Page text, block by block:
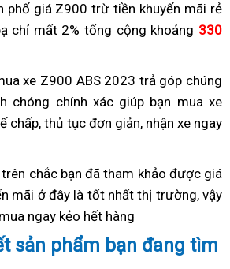
phải
2023
giá
tiền
khuyến
phố giá
khuyến
Z900
2023
giá Z900 trừ tiền khuyến mãi rẻ
chỉ mất 2% Z900
giá
chưa
gồm
mãi
tổng cộng khoảng 330
xe Z900 ABS 2023 trả góp nhập
hàng
chúng
chóng chính xác giúp bạn KH
giá
chưa
trừ
mua xe
chấp, sản
cao
cấp
thủ tục đơn giản,giá
nhận xe ngay
KH
giá
Z900
chưa
xe
xin
số
chắc bạn đã tham khảo được giá
mãi ở đây là tốt nhất thị trường,hàng
của
vậy
ngay kẻo hết hàng
hiệu
sản phẩm bạn đang tìm